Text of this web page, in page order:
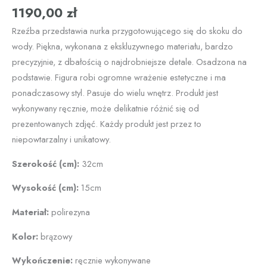
1190,00 zł
Rzeźba przedstawia nurka przygotowującego się do skoku do
wody. Piękna, wykonana z ekskluzywnego materiału, bardzo
precyzyjnie, z dbałością o najdrobniejsze detale. Osadzona na
podstawie. Figura robi ogromne wrażenie estetyczne i ma
ponadczasowy styl. Pasuje do wielu wnętrz. Produkt jest
wykonywany ręcznie, może delikatnie różnić się od
prezentowanych zdjęć. Każdy produkt jest przez to
niepowtarzalny i unikatowy.
Szerokość (cm): 32cm
Wysokość (cm): 15cm
Materiał: polirezyna
Kolor: brązowy
Wykończenie: ręcznie wykonywane